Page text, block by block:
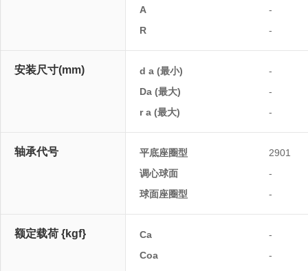
A
-
R
-
安装尺寸(mm) d a (最小)
-
Da (最大)
-
r a (最大)
-
轴承代号 平底座圈型
2901
调心球面
-
球面座圈型
-
额定载荷 {kgf} Ca
-
Coa
-